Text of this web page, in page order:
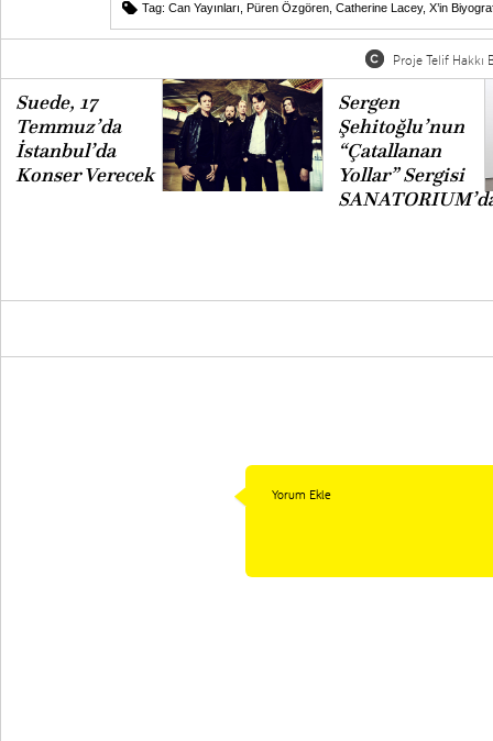
Tag: Can Yayınları Püren Özgören Catherine Lacey, X’in
Proje Telif Hakkı
Suede, 17
Temmuz’da
İstanbul’da
Konser Verecek
Sergen
Şehitoğlu’nun
“Çatallanan
Yollar” Sergisi